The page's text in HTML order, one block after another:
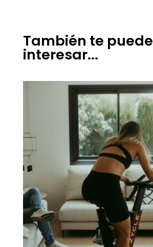
También te puede
interesar...